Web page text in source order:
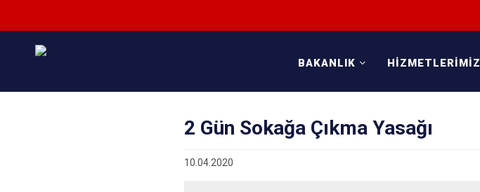
BAKANLIK HİZMETLERİMİZ
2 Gün Sokağa Çıkma Yasağı
10.04.2020